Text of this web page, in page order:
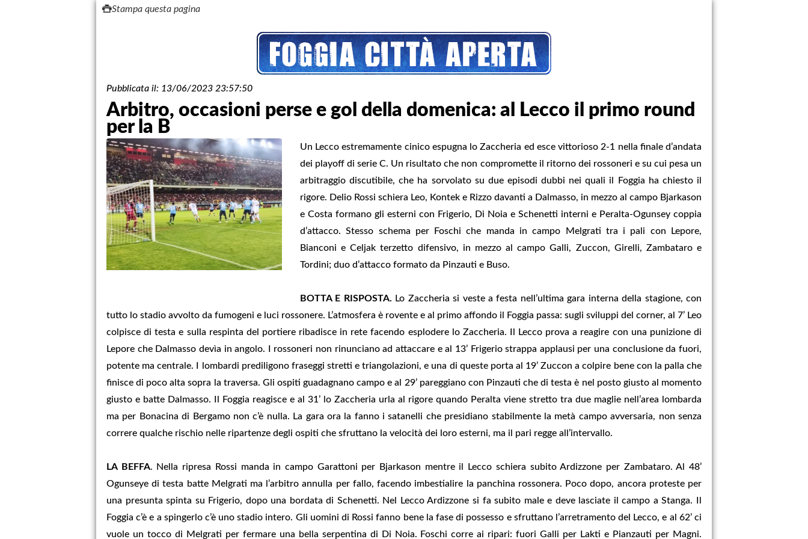
Stampa questa pagina
Pubblicata il: 13/06/2023 23:57:50
Arbitro, occasioni perse e gol della domenica: al Lecco il primo round
per la B
Un Lecco estremamente cinico espugna lo Zaccheria ed esce vittorioso 2-1 nella finale d’andata
dei playoff di serie C. Un risultato che non compromette il ritorno dei rossoneri e su cui pesa un
arbitraggio discutibile, che ha sorvolato su due episodi dubbi nei quali il Foggia ha chiesto il
rigore. Delio Rossi schiera Leo, Kontek e Rizzo davanti a Dalmasso, in mezzo al campo Bjarkason
e Costa formano gli esterni con Frigerio, Di Noia e Schenetti interni e Peralta-Ogunsey coppia
d’attacco. Stesso schema per Foschi che manda in campo Melgrati tra i pali con Lepore,
Bianconi e Celjak terzetto difensivo, in mezzo al campo Galli, Zuccon, Girelli, Zambataro e
Tordini; duo d’attacco formato da Pinzauti e Buso.
BOTTA E RISPOSTA. Lo Zaccheria si veste a festa nell’ultima gara interna della stagione, con
tutto lo stadio avvolto da fumogeni e luci rossonere. L’atmosfera è rovente e al primo affondo il Foggia passa: sugli sviluppi del corner, al 7’ Leo
colpisce di testa e sulla respinta del portiere ribadisce in rete facendo esplodere lo Zaccheria. Il Lecco prova a reagire con una punizione di
Lepore che Dalmasso devìa in angolo. I rossoneri non rinunciano ad attaccare e al 13’ Frigerio strappa applausi per una conclusione da fuori,
potente ma centrale. I lombardi prediligono fraseggi stretti e triangolazioni, e una di queste porta al 19’ Zuccon a colpire bene con la palla che
finisce di poco alta sopra la traversa. Gli ospiti guadagnano campo e al 29’ pareggiano con Pinzauti che di testa è nel posto giusto al momento
giusto e batte Dalmasso. Il Foggia reagisce e al 31’ lo Zaccheria urla al rigore quando Peralta viene stretto tra due maglie nell’area lombarda
ma per Bonacina di Bergamo non c’è nulla. La gara ora la fanno i satanelli che presidiano stabilmente la metà campo avversaria, non senza
correre qualche rischio nelle ripartenze degli ospiti che sfruttano la velocità dei loro esterni, ma il pari regge all’intervallo.
LA BEFFA. Nella ripresa Rossi manda in campo Garattoni per Bjarkason mentre il Lecco schiera subito Ardizzone per Zambataro. Al 48’
Ogunseye di testa batte Melgrati ma l’arbitro annulla per fallo, facendo imbestialire la panchina rossonera. Poco dopo, ancora proteste per
una presunta spinta su Frigerio, dopo una bordata di Schenetti. Nel Lecco Ardizzone si fa subito male e deve lasciate il campo a Stanga. Il
Foggia c’è e a spingerlo c’è uno stadio intero. Gli uomini di Rossi fanno bene la fase di possesso e sfruttano l’arretramento del Lecco, e al 62’ ci
vuole un tocco di Melgrati per fermare una bella serpentina di Di Noia. Foschi corre ai ripari: fuori Galli per Lakti e Pianzauti per Magni.